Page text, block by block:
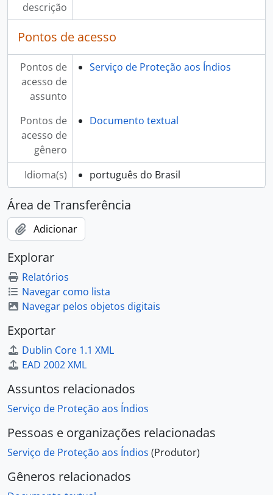
descrição
Pontos de acesso
Pontos de
acesso de
assunto
Serviço de Proteção aos Índios
Pontos de
acesso de
gênero
Documento textual
Idioma(s) português do Brasil
Área de Transferência
Adicionar
Explorar
Relatórios
Navegar como lista
Navegar pelos objetos digitais
Exportar
Dublin Core 1.1 XML
EAD 2002 XML
Assuntos relacionados
Serviço de Proteção aos Índios
Pessoas e organizações relacionadas
Serviço de Proteção aos Índios (Produtor)
Gêneros relacionados